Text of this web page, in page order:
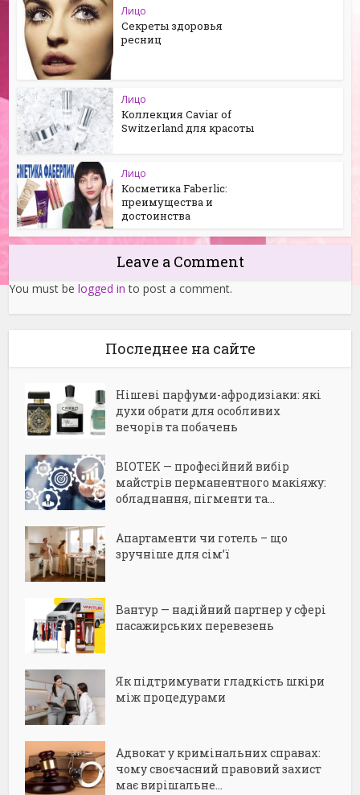
Лицо
Секреты здоровья
ресниц
Лицо
Коллекция Caviar of
Switzerland для красоты
Лицо
Косметика Faberlic:
преимущества и
достоинства
Leave a Comment
You must belogged in to post a comment.
Последнее на сайте
Нішеві парфуми-афродизіаки: які
духи обрати для особливих
вечорів та побачень
BIOTEK — професійний вибір
майстрів перманентного макіяжу:
обладнання, пігменти та...
Апартаменти чи готель – що
зручніше для сім’ї
Вантур — надійний партнер у сфері
пасажирських перевезень
Як підтримувати гладкість шкіри
між процедурами
Адвокат у кримінальних справах:
чому своєчасний правовий захист
має вирішальне...